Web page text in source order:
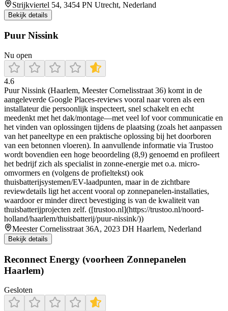
Strijkviertel 54, 3454 PN Utrecht, Nederland
Bekijk details
Puur Nissink
Nu open
4.6
Puur Nissink (Haarlem, Meester Cornelisstraat 36) komt in de
aangeleverde Google Places-reviews vooral naar voren als een
installateur die persoonlijk inspecteert, snel schakelt en echt
meedenkt met het dak/montage—met veel lof voor communicatie en
het vinden van oplossingen tijdens de plaatsing (zoals het aanpassen
van het paneeltype en een praktische oplossing bij het doorboren
van een betonnen vloeren). In aanvullende informatie via Trustoo
wordt bovendien een hoge beoordeling (8,9) genoemd en profileert
het bedrijf zich als specialist in zonne-energie met o.a. micro-
omvormers en (volgens de profieltekst) ook
thuisbatterijsystemen/EV-laadpunten, maar in de zichtbare
reviewdetails ligt het accent vooral op zonnepanelen-installaties,
waardoor er minder direct bevestiging is van de kwaliteit van
thuisbatterijprojecten zelf. ([trustoo.nl](https://trustoo.nl/noord-
holland/haarlem/thuisbatterij/puur-nissink/))
Meester Cornelisstraat 36A, 2023 DH Haarlem, Nederland
Bekijk details
Reconnect Energy (voorheen Zonnepanelen
Haarlem)
Gesloten